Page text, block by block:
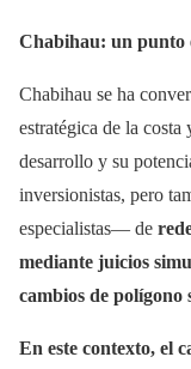
Chabihau: un punto
Chabihau se ha
estratégica de la costa
desarrollo y su
inversionistas, pero
especialistas— de
mediante juicios
cambios de polígono
En este contexto, el